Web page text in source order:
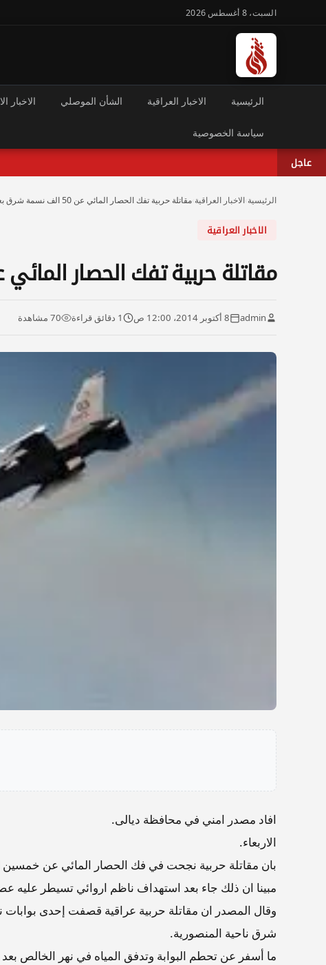
السبت، 8 أغسطس 2026
الرئيسية الاخبار العراقية الشأن الموصلي الاخبار
سياسة الخصوصية
عاجل
الرئيسية الاخبار العراقية مقاتلة حربية تفك الحصار المائي عن 50 الف نسمة شرق بعقوبة
الاخبار العراقية
مقاتلة حربية تفك الحصار المائي عن 50 الف نسمة شرق
admin 8 أكتوبر 2014، 12:00 ص 1 دقائق قراءة 70 مشاهدة
افاد مصدر امني في محافظة ديالى.
الاربعاء.
بان مقاتلة حربية نجحت في فك الحصار المائي عن
مبينا ان ذلك جاء بعد استهداف ناظم اروائي تسيطر عليه
وقال المصدر ان مقاتلة حربية عراقية قصفت إحدى بوابات
شرق ناحية المنصورية.
ما أسفر عن تحطم البوابة وتدفق المياه في نهر الخالص